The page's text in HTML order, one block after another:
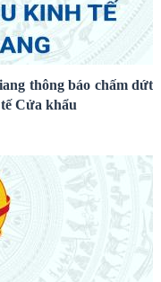
thông báo chấm dứt
Cửa khẩu